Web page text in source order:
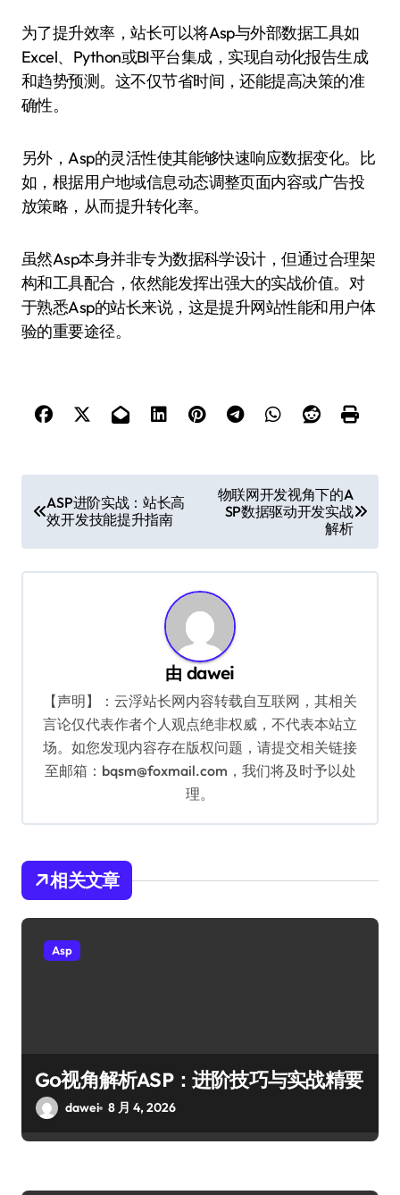
为了提升效率，站长可以将Asp与外部数据工具如
Excel、Python或BI平台集成，实现自动化报告生成
和趋势预测。这不仅节省时间，还能提高决策的准
确性。
另外，Asp的灵活性使其能够快速响应数据变化。比
如，根据用户地域信息动态调整页面内容或广告投
放策略，从而提升转化率。
虽然Asp本身并非专为数据科学设计，但通过合理架
构和工具配合，依然能发挥出强大的实战价值。对
于熟悉Asp的站长来说，这是提升网站性能和用户体
验的重要途径。
章
导
航
ASP进阶实战：站长高
效开发技能提升指南
物联网开发视角下的A
SP数据驱动开发实战
解析
由dawei
【声明】：云浮站长网内容转载自互联网，其相关
言论仅代表作者个人观点绝非权威，不代表本站立
场。如您发现内容存在版权问题，请提交相关链接
至邮箱：bqsm@foxmail.com，我们将及时予以处
理。
相关文章
Asp
Go视角解析ASP：进阶技巧与实战精要
dawei 8 月 4, 2026